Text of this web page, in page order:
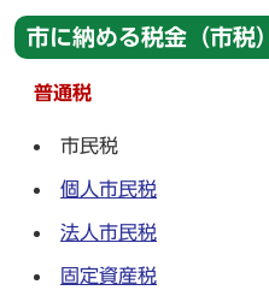
市に納める税金（市税）
普通税
市民税
個人市民税
法人市民税
固定資産税